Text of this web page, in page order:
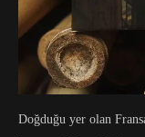
Doğduğu yer olan